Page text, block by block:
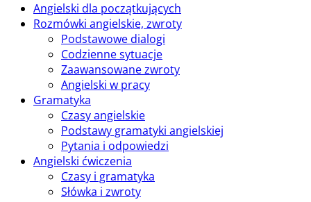
Angielski dla początkujących
Rozmówki angielskie, zwroty
Podstawowe dialogi
Codzienne sytuacje
Zaawansowane zwroty
Angielski w pracy
Gramatyka
Czasy angielskie
Podstawy gramatyki angielskiej
Pytania i odpowiedzi
Angielski ćwiczenia
Czasy i gramatyka
Słówka i zwroty